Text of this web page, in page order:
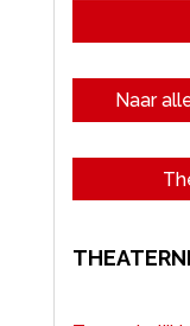
Naar